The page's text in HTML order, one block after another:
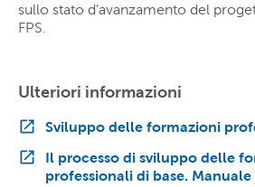
sullo stato d’avanzamento del
FPS.
Ulteriori informazioni
Sviluppo delle formazioni
Il processo di sviluppo delle
professionali di base.